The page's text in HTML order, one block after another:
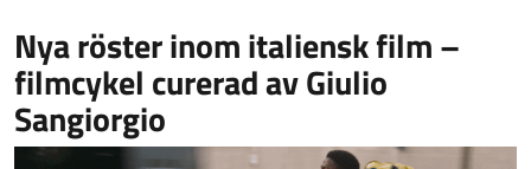
Nya röster inom italiensk film –
filmcykel curerad av Giulio
Sangiorgio